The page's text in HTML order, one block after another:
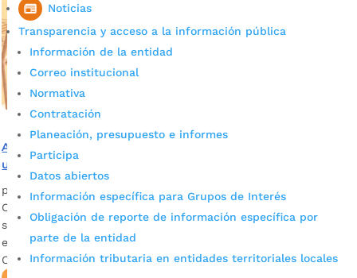
Noticias
Transparencia y acceso a la información pública
Información de la entidad
Correo institucional
Normativa
Contratación
Planeación, presupuesto e informes
Participa
Datos abiertos
Información específica para Grupos de Interés
Obligación de reporte de información específica por
parte de la entidad
Información tributaria en entidades territoriales locales
Así será el nuevo monumento ‘BGA 400 años’ que se
ubicará en el Parque Centenario
por Mónica María Farfán Sanabria | Jun 28, 2023 |
Conozca cuál es el diseño de la nueva pieza escultórica que
se construirá en el emblemático Parque Centenario, ubicado
en el Centro de Bucaramanga dentro del Distrito de Artes y
Oficios.